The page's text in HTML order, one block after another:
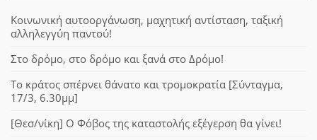
Κοινωνική αυτοοργάνωση, μαχητική αντίσταση, ταξική
αλληλεγγύη παντού!
Στο δρόμο, στο δρόμο και ξανά στο Δρόμο!
Το κράτος σπέρνει θάνατο και τρομοκρατία [Σύνταγμα,
17/3, 6.30μμ]
[Θεσ/νίκη] Ο Φόβος της καταστολής εξέγερση θα γίνει!